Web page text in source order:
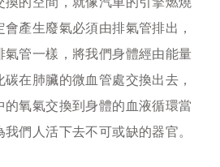
產生廢氣必須由排氣管排出，
氣管一樣，將我們身體經由能量
在肺臟的微血管處交換出去，
氧氣交換到身體的血液循環當
們人活下去不可或缺的器官。